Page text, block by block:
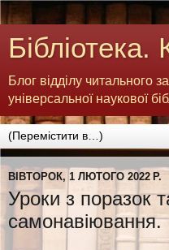
Блог відділу читального
універсальної наукової
ВІВТОРОК, 1 ЛЮТОГО 2022 Р.
Уроки з поразок
самонавіювання.